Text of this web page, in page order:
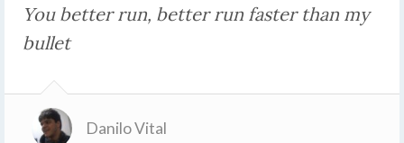
You better run, better run faster than my
bullet
Danilo Vital